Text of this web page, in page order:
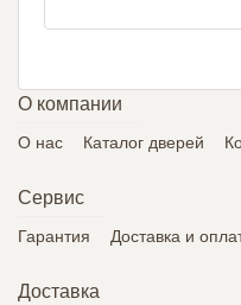
О компании
О нас Каталог дверей
Сервис
Гарантия Доставка и
Доставка